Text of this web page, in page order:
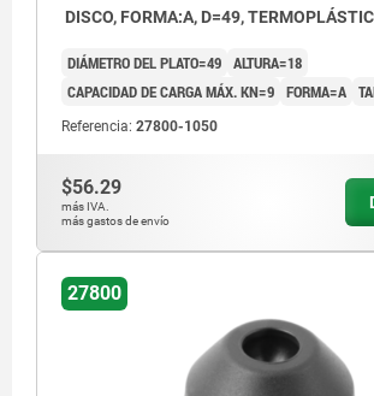
DISCO, FORMA:A, D=49,
DIÁMETRO DEL PLATO=49 ALTURA=18
CAPACIDAD DE CARGA MÁX. KN=9 FORMA=A
Referencia: 27800-1050
$56.29
más IVA.
más gastos de envío
27800